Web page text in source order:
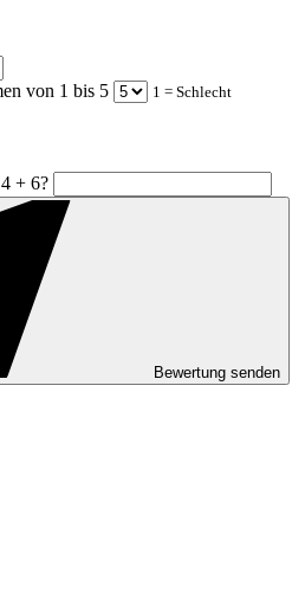
von 1 bis 5
1 = Schlecht
+ 6?
Bewertung senden